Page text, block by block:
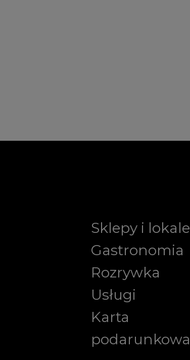
Sklepy i lokale
Gastronomia
Rozrywka
Usługi
Karta
podarunkowa